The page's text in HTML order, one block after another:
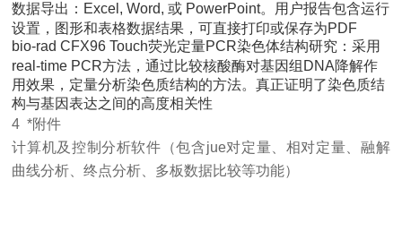
数据导出：Excel, Word, 或 PowerPoint。用户报告包含运行
设置，图形和表格数据结果，可直接打印或保存为PDF
bio-rad CFX96 Touch荧光定量PCR染色体结构研究：采用
real-time PCR方法，通过比较核酸酶对基因组DNA降解作
用效果，定量分析染色质结构的方法。真正证明了染色质结
构与基因表达之间的高度相关性
4 *附件
计算机及控制分析软件（包含jue对定量、相对定量、融解
曲线分析、终点分析、多板数据比较等功能）